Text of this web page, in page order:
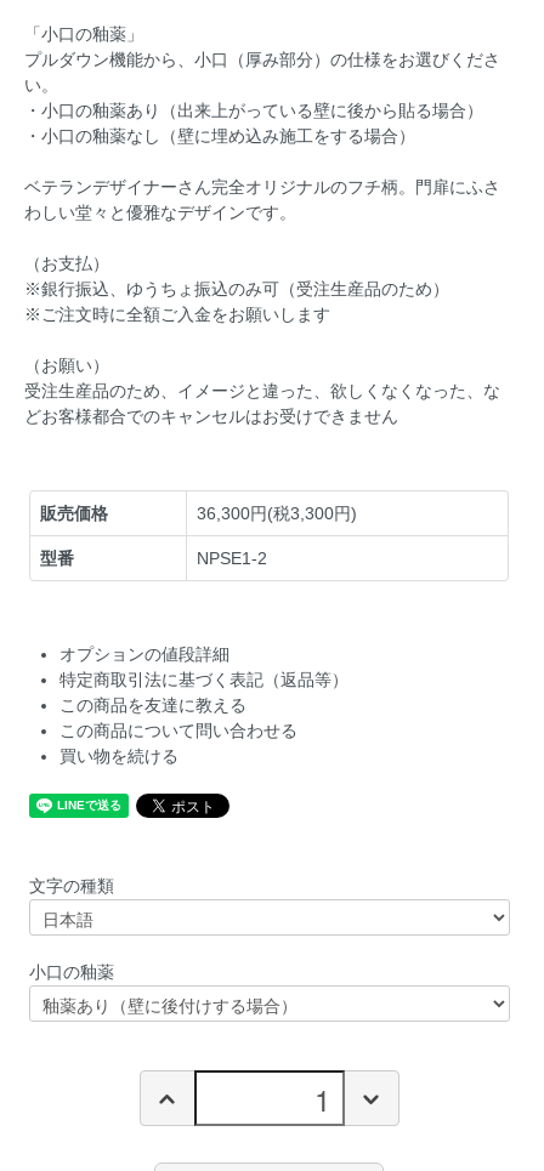
「小口の釉薬」
プルダウン機能から、小口（厚み部分）の仕様をお選びくださ
い。
・小口の釉薬あり（出来上がっている壁に後から貼る場合）
・小口の釉薬なし（壁に埋め込み施工をする場合）
ベテランデザイナーさん完全オリジナルのフチ柄。門扉にふさ
わしい堂々と優雅なデザインです。
（お支払）
※銀行振込、ゆうちょ振込のみ可（受注生産品のため）
※ご注文時に全額ご入金をお願いします
（お願い）
受注生産品のため、イメージと違った、欲しくなくなった、な
どお客様都合でのキャンセルはお受けできません
販売価格 36,300円(税3,300円)
型番 NPSE1-2
オプションの値段詳細
特定商取引法に基づく表記（返品等）
この商品を友達に教える
この商品について問い合わせる
買い物を続ける
文字の種類
小口の釉薬